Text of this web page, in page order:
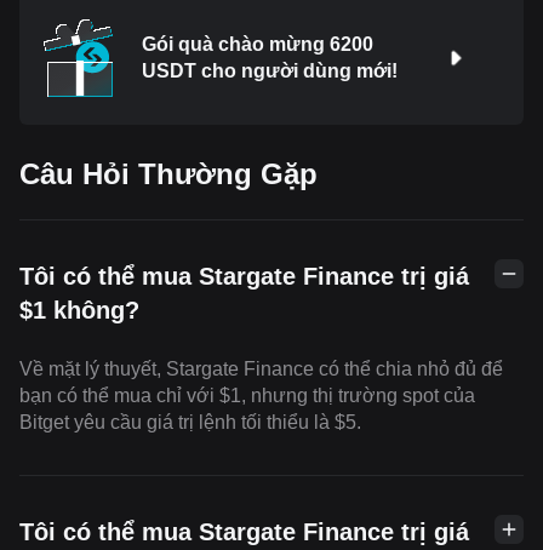
Gói quà chào mừng 6200
USDT cho người dùng mới!
Câu Hỏi Thường Gặp
Tôi có thể mua Stargate Finance trị giá
$1 không?
Về mặt lý thuyết, Stargate Finance có thể chia nhỏ đủ để
bạn có thể mua chỉ với $1, nhưng thị trường spot của
Bitget yêu cầu giá trị lệnh tối thiểu là $5.
Tôi có thể mua Stargate Finance trị giá